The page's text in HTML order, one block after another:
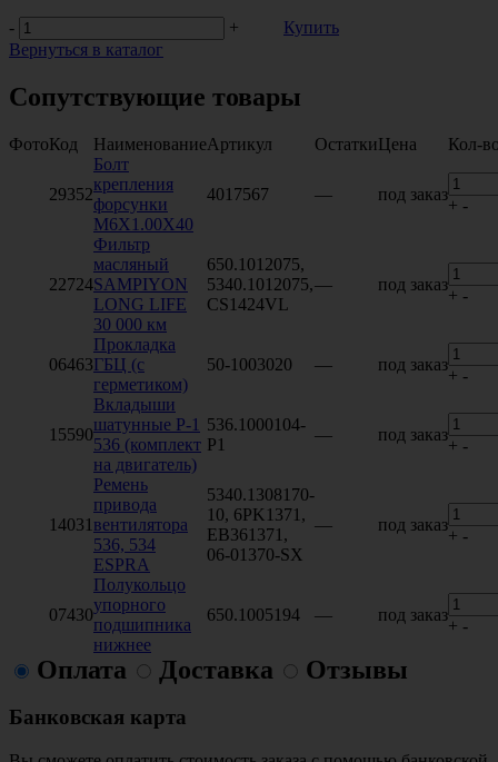
-
+
Купить
Вернуться в каталог
Сопутствующие товары
ФотоКод НаименованиеАртикул ОстаткиЦена Кол-
29352
Болт
крепления
форсунки
М6Х1.00Х40
4017567 — под заказ
+ -
22724
Фильтр
масляный
SAMPIYON
LONG LIFE
30 000 км
650.1012075,
5340.1012075,
CS1424VL
— под заказ
+ -
06463
Прокладка
ГБЦ (с
герметиком)
50-1003020 — под заказ
+ -
15590
Вкладыши
шатунные Р-1
536 (комплект
на двигатель)
536.1000104-
Р1
— под заказ
+ -
14031
Ремень
привода
вентилятора
536, 534
ESPRA
5340.1308170-
10, 6PK1371,
EB361371,
06-01370-SX
— под заказ
+ -
07430
Полукольцо
упорного
подшипника
нижнее
650.1005194 — под заказ
+ -
Оплата Доставка Отзывы
Банковская карта